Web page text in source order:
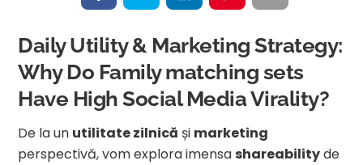
Daily Utility & Marketing Strategy:
Why Do Family matching sets
Have High Social Media Virality?
De la un utilitate zilnică și marketing
perspectivă, vom explora imensa shareabilityde